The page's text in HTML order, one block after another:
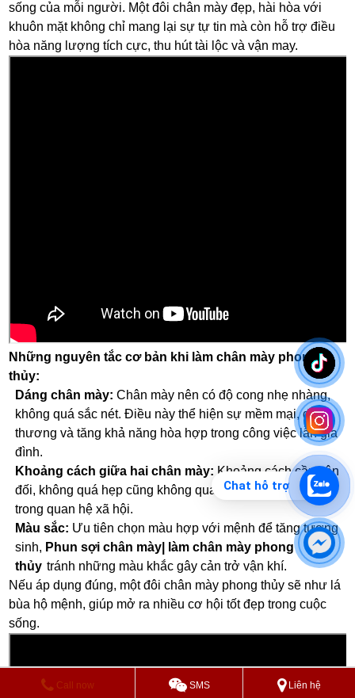
sống của mỗi người. Một đôi chân mày đẹp, hài hòa với
khuôn mặt không chỉ mang lại sự tự tin mà còn hỗ trợ điều
hòa năng lượng tích cực, thu hút tài lộc và vận may.
Những nguyên tắc cơ bản khi làm chân mày phong
thủy:
Dáng chân mày: Chân mày nên có độ cong nhẹ nhàng,
không quá sắc nét. Điều này thể hiện sự mềm mại, dễ
thương và tăng khả năng hòa hợp trong công việc lẫn gia
đình.
Khoảng cách giữa hai chân mày: Khoảng cách cần cân
đối, không quá hẹp cũng không quá xa để giữ sự hài hòa
trong quan hệ xã hội.
Màu sắc: Ưu tiên chọn màu hợp với mệnh để tăng tương
sinh, Phun sợi chân mày| làm chân mày phong
thủy tránh những màu khắc gây cản trở vận khí.
Nếu áp dụng đúng, một đôi chân mày phong thủy sẽ như lá
bùa hộ mệnh, giúp mở ra nhiều cơ hội tốt đẹp trong cuộc
sống.
Call now SMS Liên hệ
Chat hỗ trợ